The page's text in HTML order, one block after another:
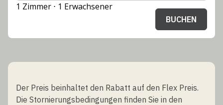
1 Zimmer ⋅ 1 Erwachsener
BUCHEN
Der Preis beinhaltet den Rabatt auf den Flex Preis.
Die Stornierungsbedingungen finden Sie in den